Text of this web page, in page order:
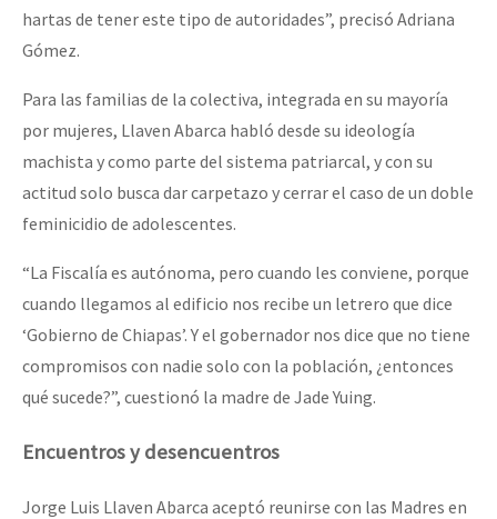
hartas de tener este tipo de autoridades”, precisó Adriana
Gómez.
Para las familias de la colectiva, integrada en su mayoría
por mujeres, Llaven Abarca habló desde su ideología
machista y como parte del sistema patriarcal, y con su
actitud solo busca dar carpetazo y cerrar el caso de un doble
feminicidio de adolescentes.
“La Fiscalía es autónoma, pero cuando les conviene, porque
cuando llegamos al edificio nos recibe un letrero que dice
‘Gobierno de Chiapas’. Y el gobernador nos dice que no tiene
compromisos con nadie solo con la población, ¿entonces
qué sucede?”, cuestionó la madre de Jade Yuing.
Encuentros y desencuentros
Jorge Luis Llaven Abarca aceptó reunirse con las Madres en